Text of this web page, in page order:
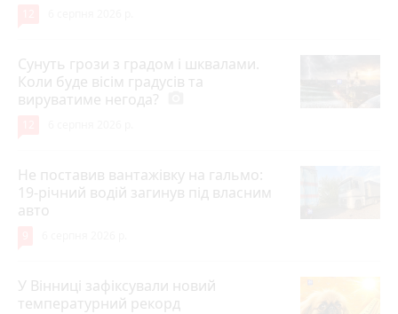
Сунуть грози з градом і шквалами.
Коли буде вісім градусів та
вируватиме негода?
Не поставив вантажівку на гальмо:
19-річний водій загинув під власним
авто
У Вінниці зафіксували новий
температурний рекорд